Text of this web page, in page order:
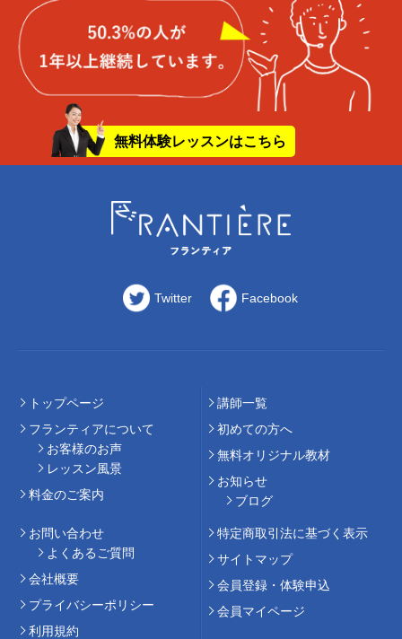
無料体験レッスンはこちら
Twitter Facebook
トップページ
フランティアについて
お客様のお声
レッスン風景
料⾦のご案内
講師⼀覧
初めての⽅へ
無料オリジナル教材
お知らせ
ブログ
お問い合わせ
よくあるご質問
会社概要
プライバシーポリシー
利用規約
特定商取引法に基づく表示
サイトマップ
会員登録・体験申込
会員マイページ